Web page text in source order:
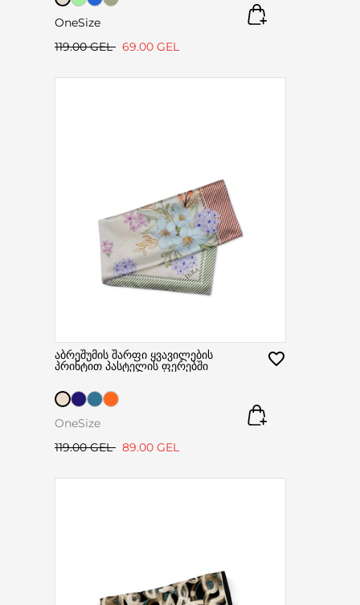
OneSize
119.00 GEL 69.00 GEL
აბრეშუმის შარფი ყვავილების
პრინტით პასტელის ფერებში
OneSize
119.00 GEL 89.00 GEL